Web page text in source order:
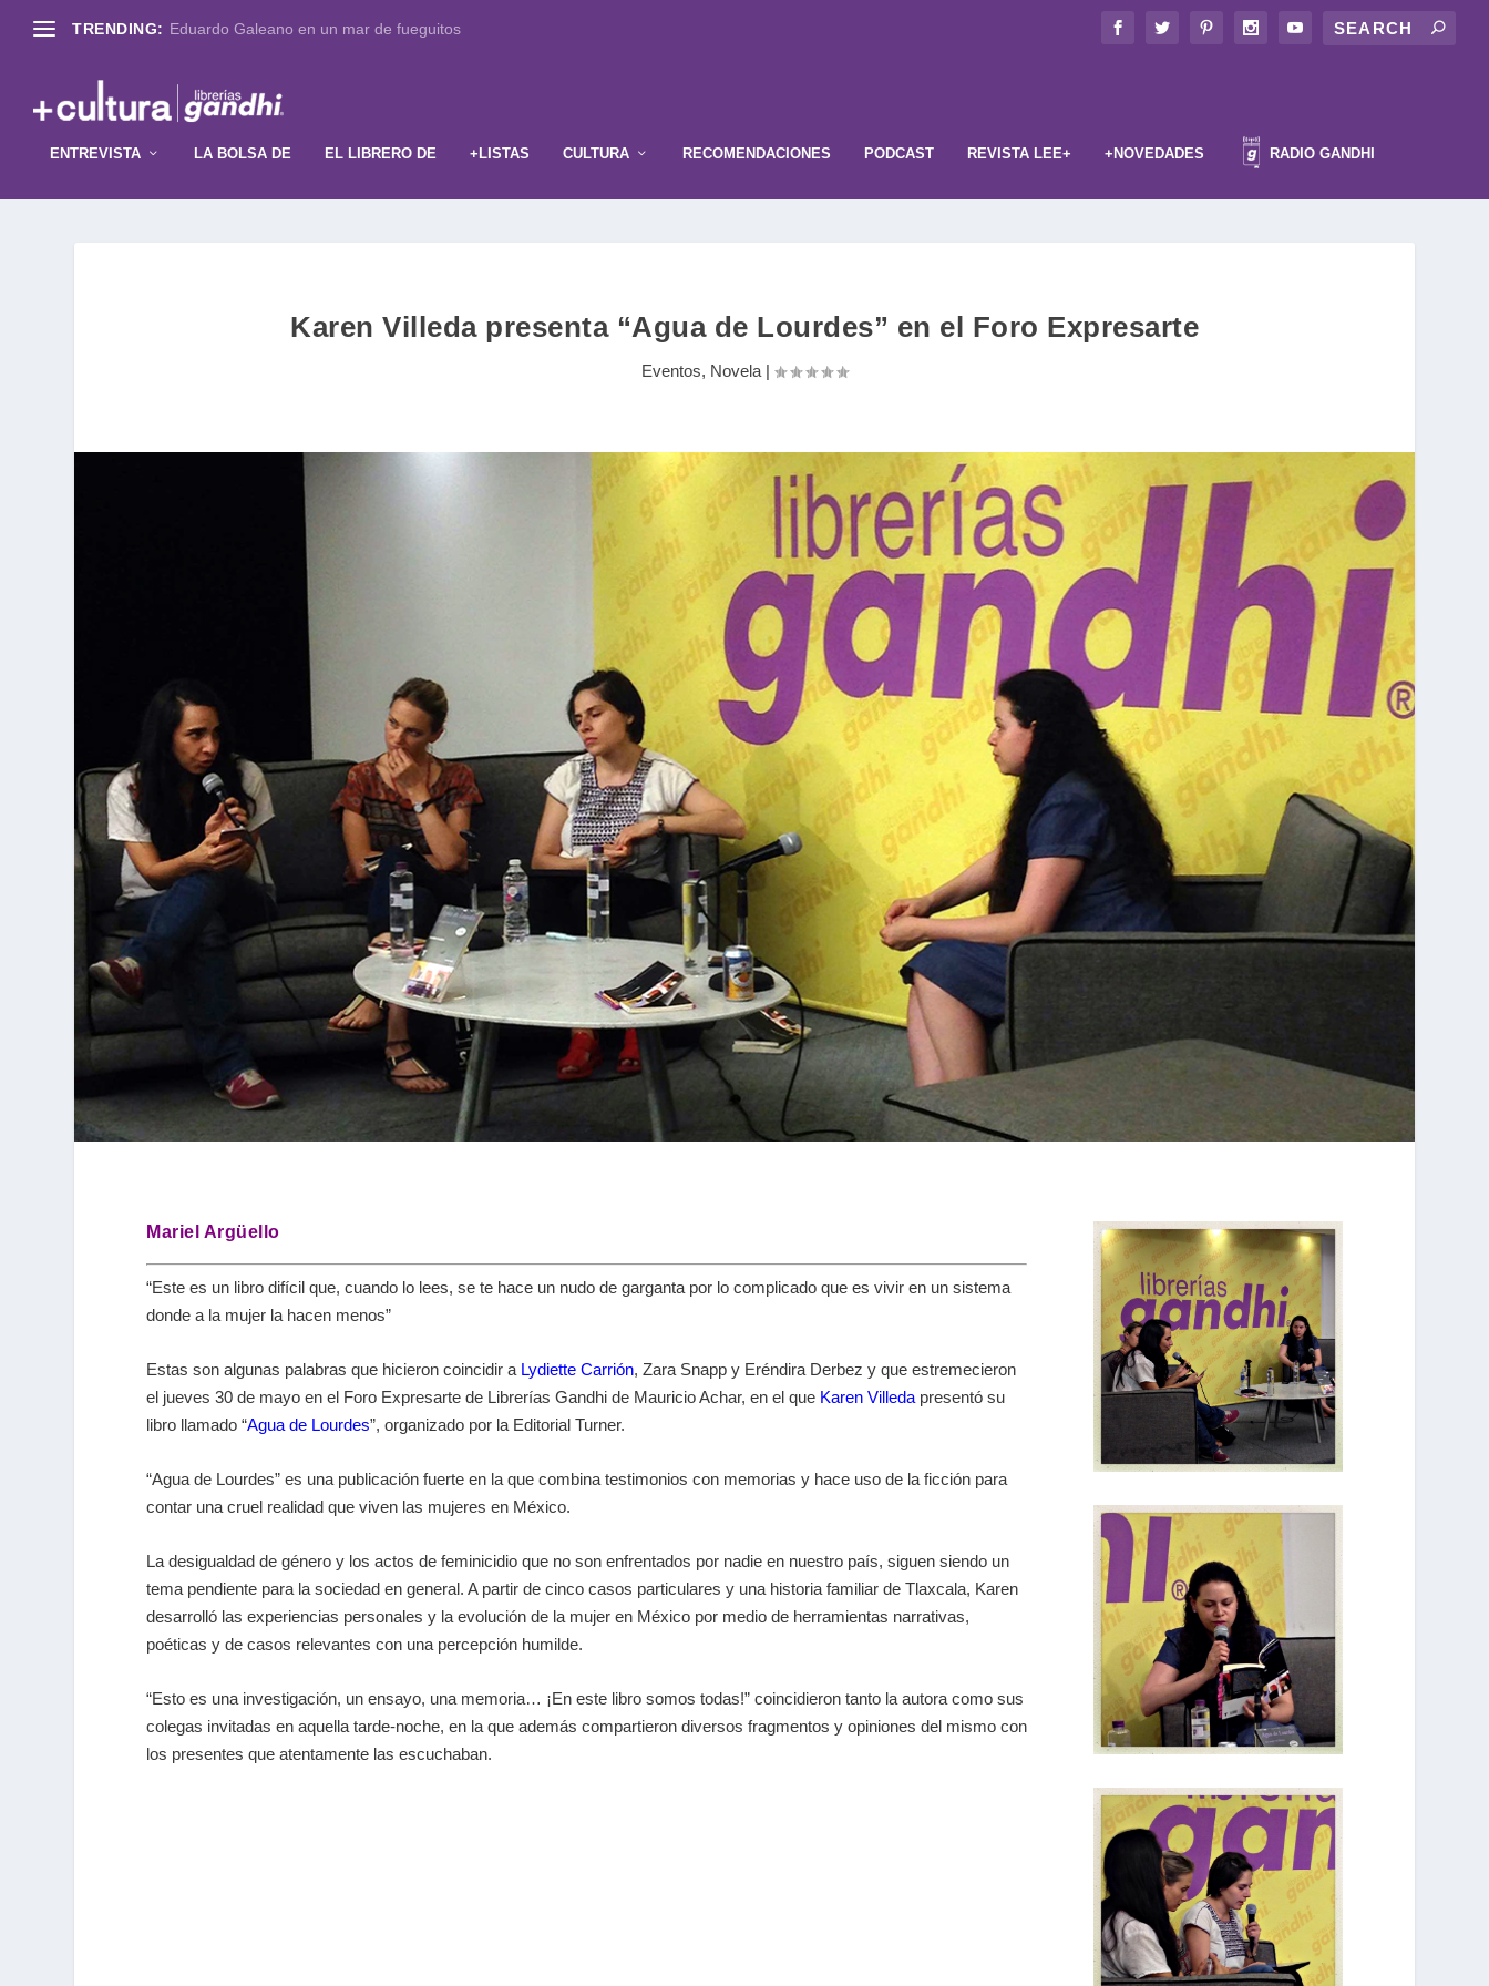
TRENDING: Eduardo Galeano en un mar de fueguitos
ENTREVISTA LA BOLSA DE EL LIBRERO DE +LISTAS CULTURA RECOMENDACIONES PODCAST REVISTA LEE+ +NOVEDADES RADIO GANDHI
Karen Villeda presenta “Agua de Lourdes” en el Foro Expresarte
Eventos, Novela |
Mariel Argüello
“Este es un libro difícil que, cuando lo lees, se te hace un nudo de garganta por lo complicado que es vivir en un sistema
donde a la mujer la hacen menos”
Estas son algunas palabras que hicieron coincidir a Lydiette Carrión, Zara Snapp y Eréndira Derbez y que estremecieron
el jueves 30 de mayo en el Foro Expresarte de Librerías Gandhi de Mauricio Achar, en el que Karen Villedapresentó su
libro llamado “Agua de Lourdes”, organizado por la Editorial Turner.
“Agua de Lourdes” es una publicación fuerte en la que combina testimonios con memorias y hace uso de la ficción para
contar una cruel realidad que viven las mujeres en México.
La desigualdad de género y los actos de feminicidio que no son enfrentados por nadie en nuestro país, siguen siendo un
tema pendiente para la sociedad en general. A partir de cinco casos particulares y una historia familiar de Tlaxcala, Karen
desarrolló las experiencias personales y la evolución de la mujer en México por medio de herramientas narrativas,
poéticas y de casos relevantes con una percepción humilde.
“Esto es una investigación, un ensayo, una memoria… ¡En este libro somos todas!” coincidieron tanto la autora como sus
colegas invitadas en aquella tarde-noche, en la que además compartieron diversos fragmentos y opiniones del mismo con
los presentes que atentamente las escuchaban.